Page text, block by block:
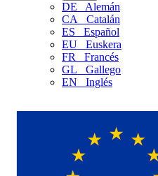
DE
Alemán
CA
Catalán
ES
Español
EU
Euskera
FR
Francés
GL
Gallego
EN
Inglés